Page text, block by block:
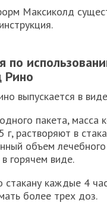
Максиколд
по
Рино
выпускается в
пакета, масса
г, растворяют в
объем лечебного
горячем виде.
стакану каждые 4
более трех доз.